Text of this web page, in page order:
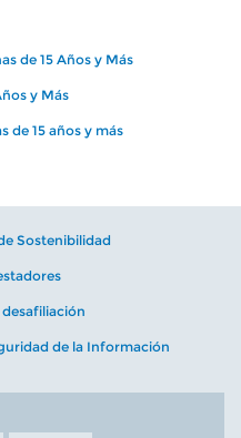
de 15 Años y Más
y Más
de 15 años y más
Sostenibilidad
de la Información